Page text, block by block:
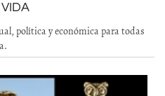
política y económica para todas